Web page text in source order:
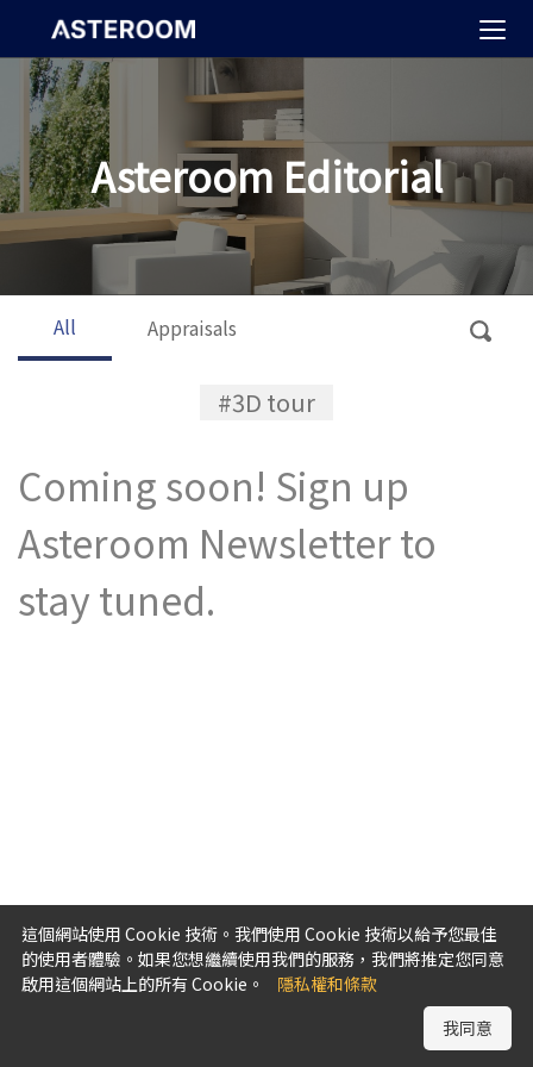
Asteroom Editorial
All Appraisals
#3D tour
Coming soon! Sign up
Asteroom Newsletter to
stay tuned.
這個網站使用 Cookie 技術。我們使用 Cookie 技術以給予您最佳
的使用者體驗。如果您想繼續使用我們的服務，我們將推定您同意
啟用這個網站上的所有 Cookie。
隱私權和條款
我同意